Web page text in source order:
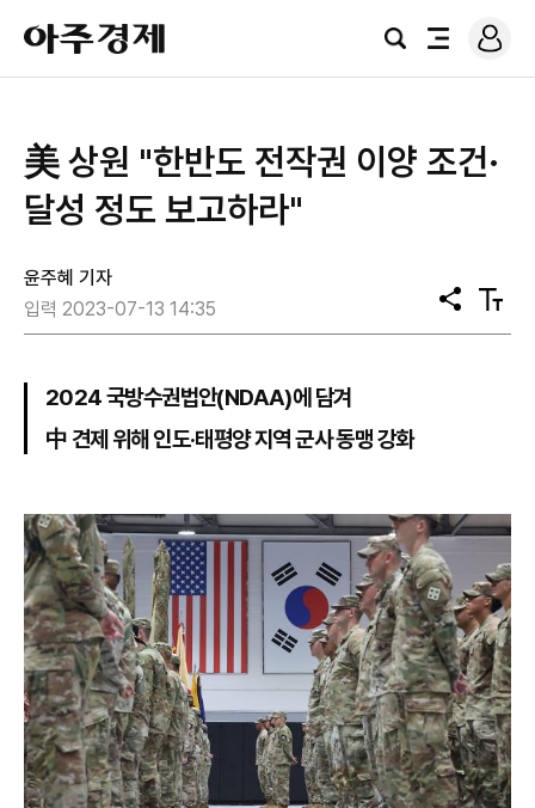
아
주
경
검
전
로
그
美 상원 "한반도 전작권 이양 조건·
달성 정도 보고하라"
윤주혜 기자
입력 2023-07-13 14:35
공
유
텍
스
2024 국방수권법안(NDAA)에 담겨
中 견제 위해 인도·태평양 지역 군사 동맹 강화